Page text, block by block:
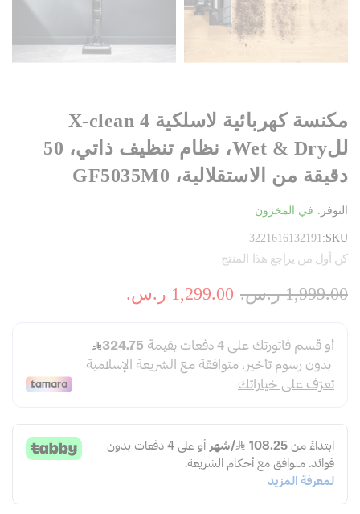
مكنسة كهربائية لاسلكية X-clean 4
للWet & Dry، نظام تنظيف ذاتي، 50
دقيقة من الاستقلالية، GF5035M0
التوفر: في المخزون
SKU
3221616132191
كن أول من يراجع هذا المنتج
1,299.00 ر.س.‏ 1,999.00 ر.س.‏